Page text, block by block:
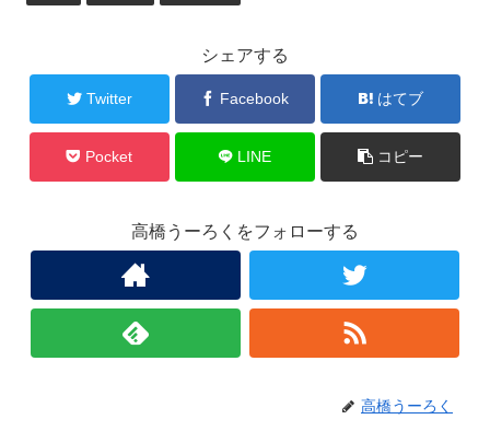
シェアする
Twitter Facebook はてブ
Pocket LINE コピー
高橋うーろくをフォローする
高橋うーろく